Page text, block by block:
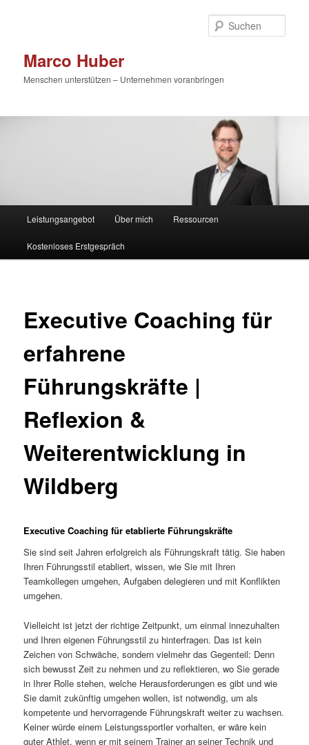
Marco Huber
Menschen unterstützen – Unternehmen voranbringen
Leistungsangebot Über mich Ressourcen
Kostenloses Erstgespräch
Executive Coaching für
erfahrene
Führungskräfte |
Reflexion &
Weiterentwicklung in
Wildberg
Executive Coaching für etablierte Führungskräfte
Sie sind seit Jahren erfolgreich als Führungskraft tätig. Sie haben
Ihren Führungsstil etabliert, wissen, wie Sie mit Ihren
Teamkollegen umgehen, Aufgaben delegieren und mit Konflikten
umgehen.
Vielleicht ist jetzt der richtige Zeitpunkt, um einmal innezuhalten
und Ihren eigenen Führungsstil zu hinterfragen. Das ist kein
Zeichen von Schwäche, sondern vielmehr das Gegenteil: Denn
sich bewusst Zeit zu nehmen und zu reflektieren, wo Sie gerade
in Ihrer Rolle stehen, welche Herausforderungen es gibt und wie
Sie damit zukünftig umgehen wollen, ist notwendig, um als
kompetente und hervorragende Führungskraft weiter zu wachsen.
Keiner würde einem Leistungssportler vorhalten, er wäre kein
guter Athlet, wenn er mit seinem Trainer an seiner Technik und